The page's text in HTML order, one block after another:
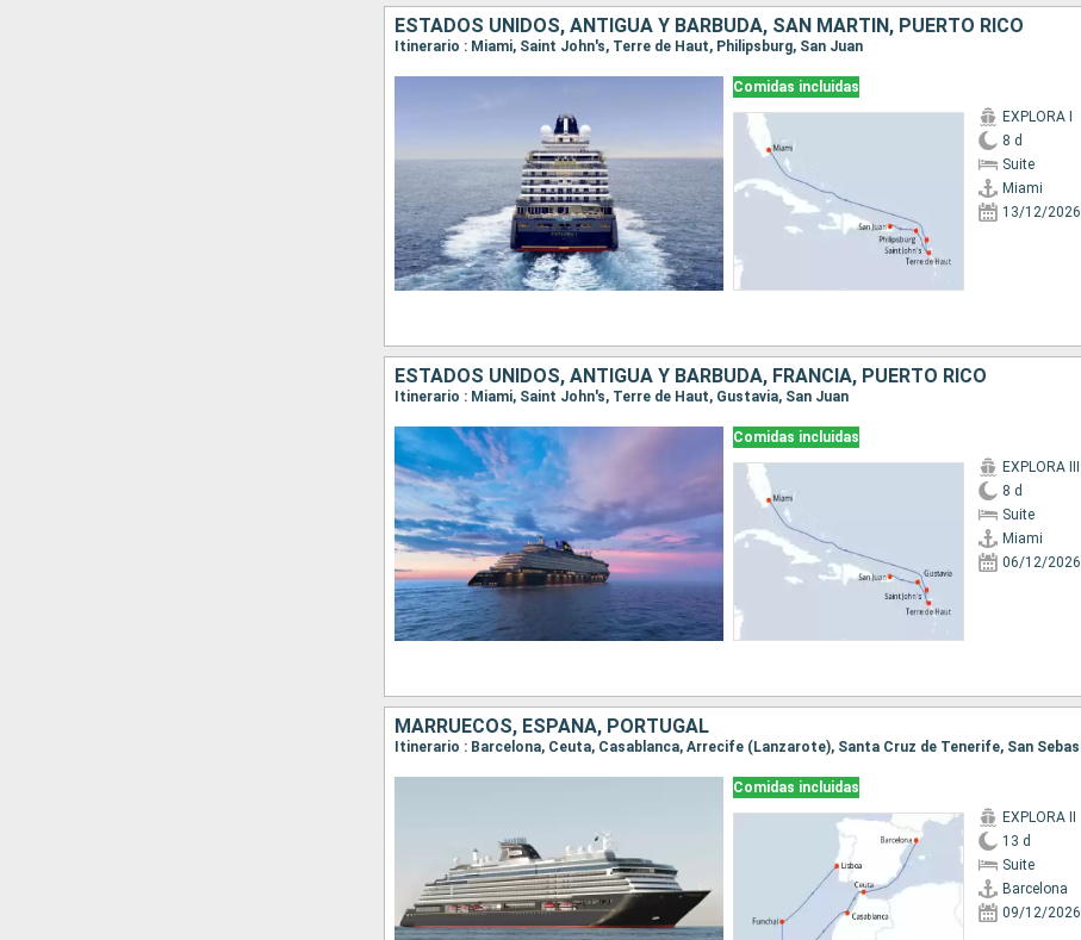
ESTADOS UNIDOS, ANTIGUA Y BARBUDA, SAN MARTÍN, PUERTO RICO
Itinerario : Miami, Saint John's, Terre de Haut, Philipsburg, San Juan
Comidas incluidas
EXPLORA I
8 d
Suite
Miami
13/12/2026
ESTADOS UNIDOS, ANTIGUA Y BARBUDA, FRANCIA, PUERTO RICO
Itinerario : Miami, Saint John's, Terre de Haut, Gustavia, San Juan
Comidas incluidas
EXPLORA III
8 d
Suite
Miami
06/12/2026
MARRUECOS, ESPAÑA, PORTUGAL
Comidas incluidas
EXPLORA II
13 d
Suite
Barcelona
09/12/2026